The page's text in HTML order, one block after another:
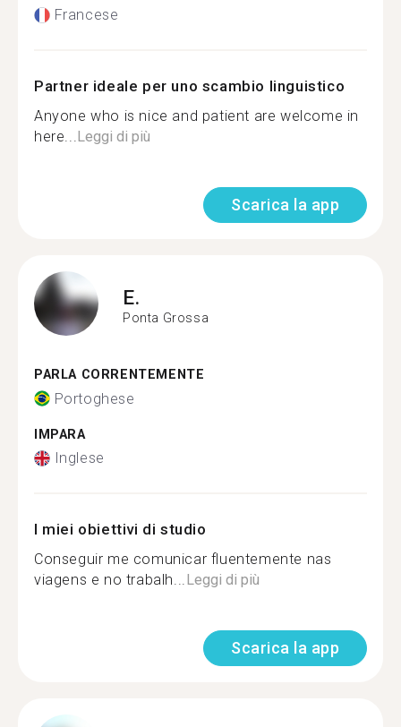
Francese
Partner ideale per uno scambio linguistico
Anyone who is nice and patient are welcome in
here...Leggi di più
Scarica la app
E.
Ponta Grossa
PARLA CORRENTEMENTE
Portoghese
IMPARA
Inglese
I miei obiettivi di studio
Conseguir me comunicar fluentemente nas
viagens e no trabalh...Leggi di più
Scarica la app